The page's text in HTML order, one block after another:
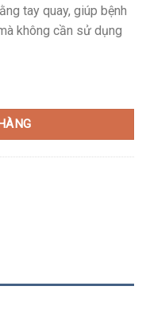
tay quay, giúp bệnh
không cần sử dụng
số lượng